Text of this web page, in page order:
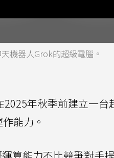
機器人Grok的超級電腦。
2025年秋季前建立一台
能力。